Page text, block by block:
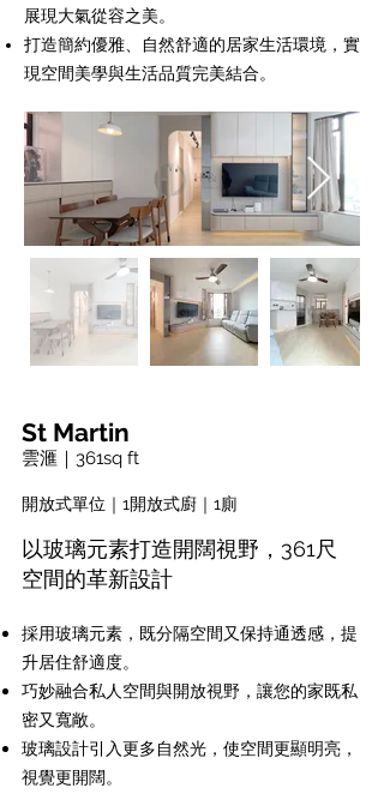
展現大氣從容之美。
打造簡約優雅、自然舒適的居家生活環境，實
現空間美學與生活品質完美結合。
St Martin
雲滙 ｜361sq ft
開放式單位｜1開放式廚｜1廁
以玻璃元素打造開闊視野，361尺
空間的革新設計
採用玻璃元素，既分隔空間又保持通透感，提
升居住舒適度。
巧妙融合私人空間與開放視野，讓您的家既私
密又寬敞。
玻璃設計引入更多自然光，使空間更顯明亮，
視覺更開闊。